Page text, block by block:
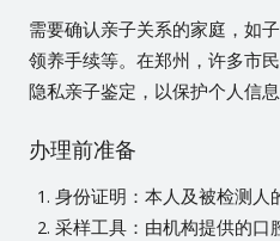
需要确认亲子关系的家庭，如
领养手续等。在郑州，许多市
隐私亲子鉴定，以保护个人信息
办理前准备
身份证明：本人及被检测人
采样工具：由机构提供的口